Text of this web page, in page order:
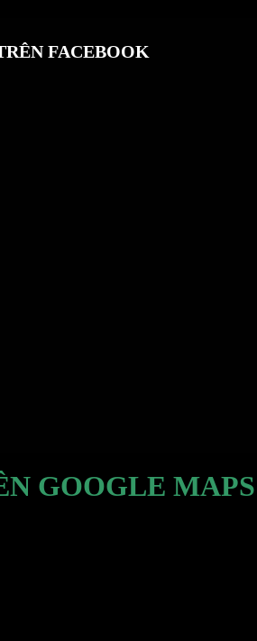
FACEBOOK
GOOGLE MAPS